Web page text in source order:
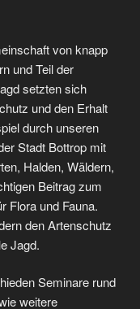
von knapp
und Teil der
setzten sich
und den Erhalt
durch unseren
Stadt Bottrop mit
Halden, Wäldern,
Beitrag zum
Flora und Fauna.
den Artenschutz
Jagd.
Seminare rund
weitere